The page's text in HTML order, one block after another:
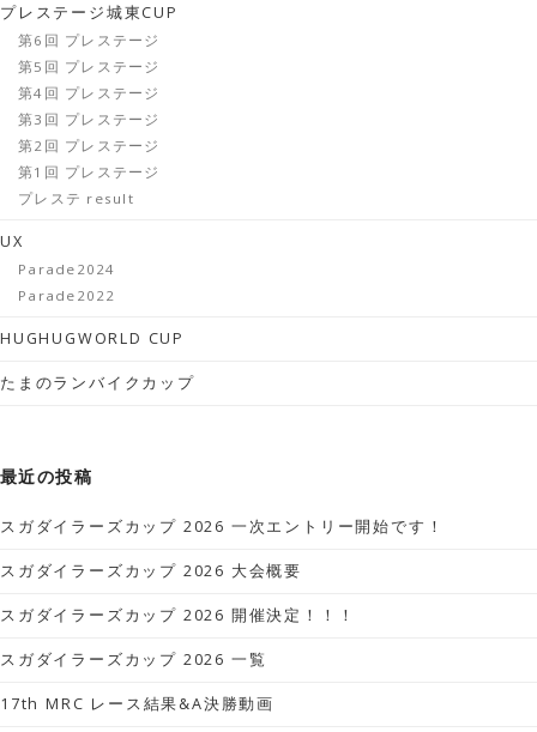
プレステージ城東CUP
第6回 プレステージ
第5回 プレステージ
第4回 プレステージ
第3回 プレステージ
第2回 プレステージ
第1回 プレステージ
プレステ result
UX
Parade2024
Parade2022
HUGHUGWORLD CUP
たまのランバイクカップ
最近の投稿
スガダイラーズカップ 2026 一次エントリー開始です！
スガダイラーズカップ 2026 大会概要
スガダイラーズカップ 2026 開催決定！！！
スガダイラーズカップ 2026 一覧
17th MRC レース結果&A決勝動画